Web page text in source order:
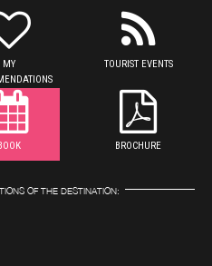
MY
TOURIST EVENTS
BROCHURE
OF THE DESTINATION: